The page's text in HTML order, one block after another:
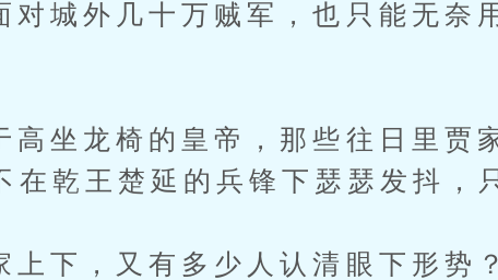
外几十万贼军，也只能无奈用
龙椅的皇帝，那些往日里贾家
在乾王楚延的兵锋下瑟瑟发抖，
，又有多少人认清眼下形势？